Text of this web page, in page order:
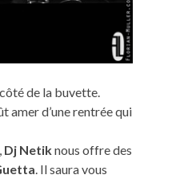
de la buvette.
amer d’une rentrée qui
Dj Netiknous offre des
. Il saura vous